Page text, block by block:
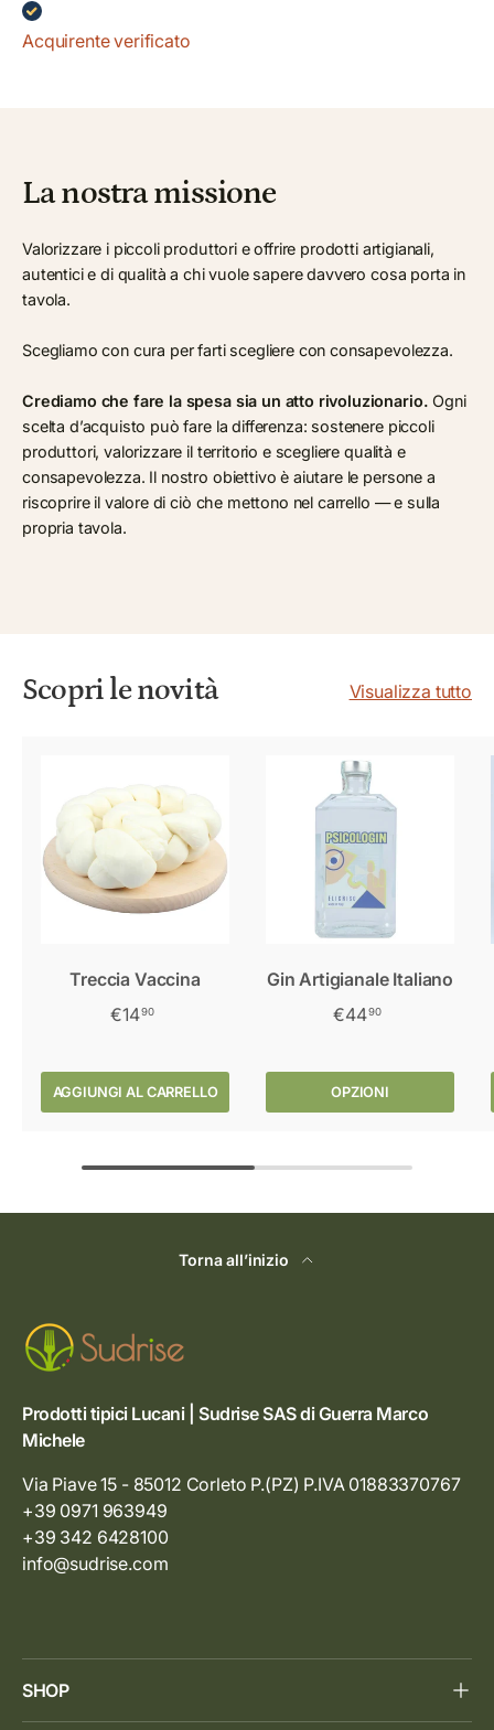
Acquirente verificato
La nostra missione
Valorizzare i piccoli produttori e offrire prodotti artigianali,
autentici e di qualità a chi vuole sapere davvero cosa porta in
tavola.
Scegliamo con cura per farti scegliere con consapevolezza.
Crediamo che fare la spesa sia un atto rivoluzionario.Ogni
scelta d’acquisto può fare la differenza: sostenere piccoli
produttori, valorizzare il territorio e scegliere qualità e
consapevolezza. Il nostro obiettivo è aiutare le persone a
riscoprire il valore di ciò che mettono nel carrello — e sulla
propria tavola.
Scopri le novità Visualizza tutto
Treccia Vaccina
€1490
AGGIUNGI AL CARRELLO
Gin Artigianale Italiano
€4490
OPZIONI
Torna all’inizio
Prodotti tipici Lucani | Sudrise SAS di Guerra Marco
Michele
Via Piave 15 - 85012 Corleto P.(PZ) P.IVA 01883370767
+39 0971 963949
+39 342 6428100
info@sudrise.com
SHOP